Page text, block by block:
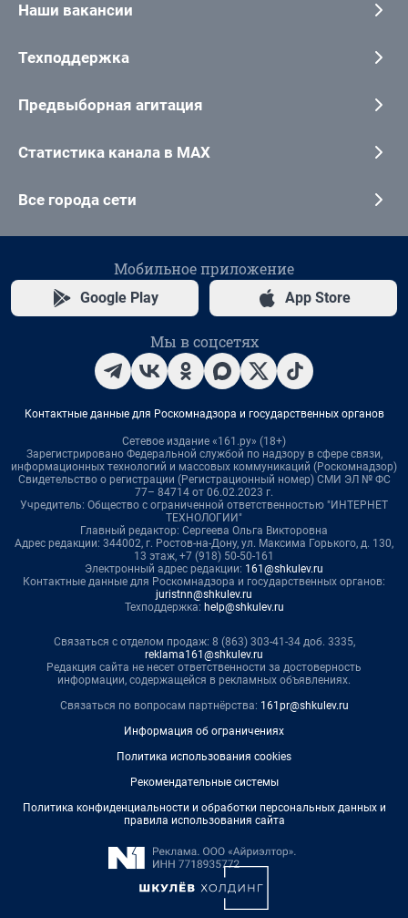
Наши вакансии
Техподдержка
Предвыборная агитация
Статистика канала в MAX
Все города сети
Мобильное приложение
Google Play App Store
Мы в соцсетях
Контактные данные для Роскомнадзора и государственных органов
Сетевое издание «161.ру» (18+)
Зарегистрировано Федеральной службой по надзору в сфере связи,
информационных технологий и массовых коммуникаций (Роскомнадзор)
Свидетельство о регистрации (Регистрационный номер) СМИ ЭЛ № ФС
77– 84714 от 06.02.2023 г.
Учредитель: Общество с ограниченной ответственностью "ИНТЕРНЕТ
ТЕХНОЛОГИИ"
Главный редактор: Сергеева Ольга Викторовна
Адрес редакции: 344002, г. Ростов-на-Дону, ул. Максима Горького, д. 130,
13 этаж, +7 (918) 50-50-161
Электронный адрес редакции: 161@shkulev.ru
Контактные данные для Роскомнадзора и государственных органов:
juristnn@shkulev.ru
Техподдержка: help@shkulev.ru
Связаться с отделом продаж: 8 (863) 303-41-34 доб. 3335,
reklama161@shkulev.ru
Редакция сайта не несет ответственности за достоверность
информации, содержащейся в рекламных объявлениях.
Связаться по вопросам партнёрства: 161pr@shkulev.ru
Информация об ограничениях
Политика использования cookies
Рекомендательные системы
Политика конфиденциальности и обработки персональных данных и
правила использования сайта